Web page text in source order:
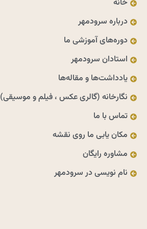
خانه
درباره سرودمهر
دوره‌های آموزشی ما
استادان سرودمهر
یادداشت‌ها و مقاله‌ها
نگارخانه (گالری عکس ، فیلم و موسیقی)
تماس با ما
مکان یابی ما روی نقشه
مشاوره رایگان
نام نویسی در سرودمهر